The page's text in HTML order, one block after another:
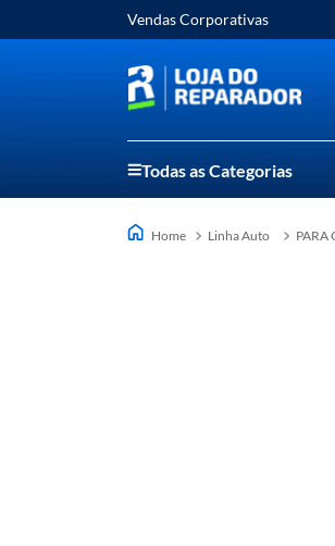
Vendas Corporativas
Todas as Categorias
Linha Auto